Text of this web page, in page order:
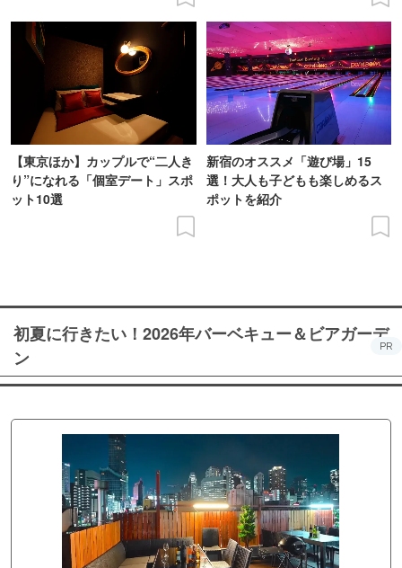
【東京ほか】カップルで“二人き
り”になれる「個室デート」スポ
ット10選
新宿のオススメ「遊び場」15
選！大人も子どもも楽しめるス
ポットを紹介
初夏に行きたい！2026年バーベキュー＆ビアガーデ
ン
PR